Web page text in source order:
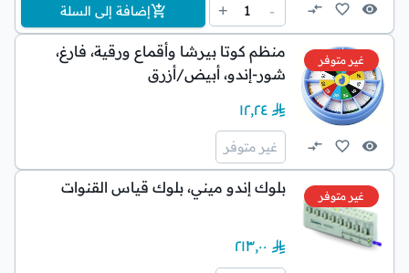
-
1
+ إضافة إلى السلة
غير متوفر
منظم كوتا بيرشا وأقماع ورقية، فارغ،
شور-إندو، أبيض/أزرق
١٢٫٢٤
غير متوفر
غير متوفر بلوك إندو ميني، بلوك قياس القنوات
٢١٣٫٠٠